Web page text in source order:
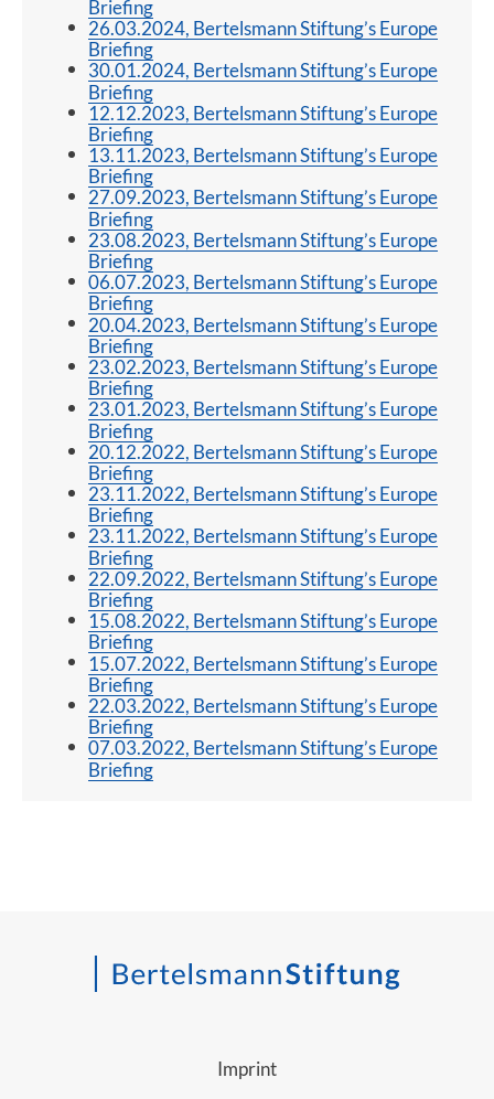
Briefing
26.03.2024, Bertelsmann Stiftung’s Europe
Briefing
30.01.2024, Bertelsmann Stiftung’s Europe
Briefing
12.12.2023, Bertelsmann Stiftung’s Europe
Briefing
13.11.2023, Bertelsmann Stiftung’s Europe
Briefing
27.09.2023, Bertelsmann Stiftung’s Europe
Briefing
23.08.2023, Bertelsmann Stiftung’s Europe
Briefing
06.07.2023, Bertelsmann Stiftung’s Europe
Briefing
20.04.2023, Bertelsmann Stiftung’s Europe
Briefing
23.02.2023, Bertelsmann Stiftung’s Europe
Briefing
23.01.2023, Bertelsmann Stiftung’s Europe
Briefing
20.12.2022, Bertelsmann Stiftung’s Europe
Briefing
23.11.2022, Bertelsmann Stiftung’s Europe
Briefing
23.11.2022, Bertelsmann Stiftung’s Europe
Briefing
22.09.2022, Bertelsmann Stiftung’s Europe
Briefing
15.08.2022, Bertelsmann Stiftung’s Europe
Briefing
15.07.2022, Bertelsmann Stiftung’s Europe
Briefing
22.03.2022, Bertelsmann Stiftung’s Europe
Briefing
07.03.2022, Bertelsmann Stiftung’s Europe
Briefing
Imprint